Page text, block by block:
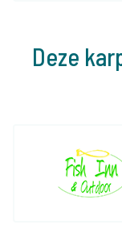
Deze